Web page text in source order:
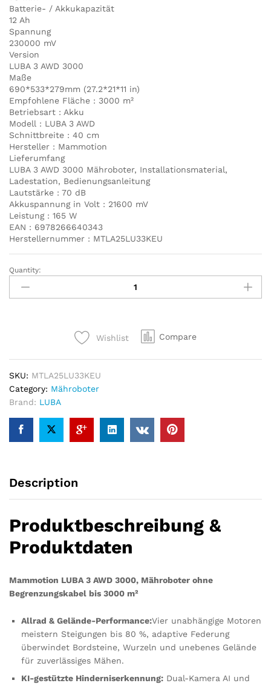
Batterie- / Akkukapazität
12 Ah
Spannung
230000 mV
Version
LUBA 3 AWD 3000
Maße
690*533*279mm (27.2*21*11 in)
Empfohlene Fläche : 3000 m²
Betriebsart : Akku
Modell : LUBA 3 AWD
Schnittbreite : 40 cm
Hersteller : Mammotion
Lieferumfang
LUBA 3 AWD 3000 Mähroboter, Installationsmaterial,
Ladestation, Bedienungsanleitung
Lautstärke : 70 dB
Akkuspannung in Volt : 21600 mV
Leistung : 165 W
EAN : 6978266640343
Herstellernummer : MTLA25LU33KEU
Mammotion
LUBA
3
bis
3000
m²,
360
LiDAR
Dual-
Kamera-
Vision,
Steigung,
Modul,
APP
Quantity:
Wishlist Compare
SKU: MTLA25LU33KEU
Category: Mähroboter
Brand: LUBA
Description
Produktbeschreibung &
Produktdaten
Mammotion LUBA 3 AWD 3000, Mähroboter ohne
Begrenzungskabel bis 3000 m²
Allrad & Gelände-Performance:Vier unabhängige Motoren
meistern Steigungen bis 80 %, adaptive Federung
überwindet Bordsteine, Wurzeln und unebenes Gelände
für zuverlässiges Mähen.
KI-gestützte Hinderniserkennung: Dual-Kamera AI und